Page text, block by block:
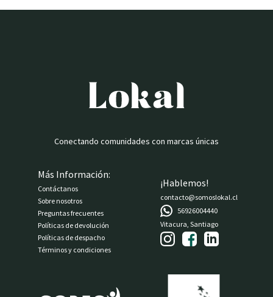
Más Información:
Contáctanos
Sobre nosotros
Preguntas frecuentes
Políticas de devolución
Políticas de despacho
Términos y condiciones
Conectando comunidades con marcas únicas
¡Hablemos!
contacto@somoslokal.cl
56926004440
Vitacura, Santiago